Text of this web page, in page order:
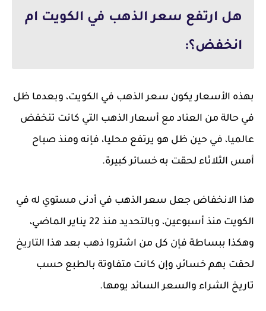
هل ارتفع سعر الذهب في الكويت ام
انخفض؟:
بهذه الأسعار يكون سعر الذهب في الكويت، وبعدما ظل
في حالة من العناد مع أسعار الذهب التي كانت تنخفض
عالميا، في حين ظل هو يرتفع محليا، فإنه ومنذ صباح
أمس الثلاثاء لحقت به خسائر كبيرة.
هذا الانخفاض جعل سعر الذهب في أدنى مستوي له في
الكويت منذ أسبوعين، وبالتحديد منذ 22 يناير الماضي،
وهكذا ببساطة فإن كل من اشتروا ذهب بعد هذا التاريخ
لحقت بهم خسائر، وإن كانت متفاوتة بالطبع حسب
تاريخ الشراء والسعر السائد يومها.